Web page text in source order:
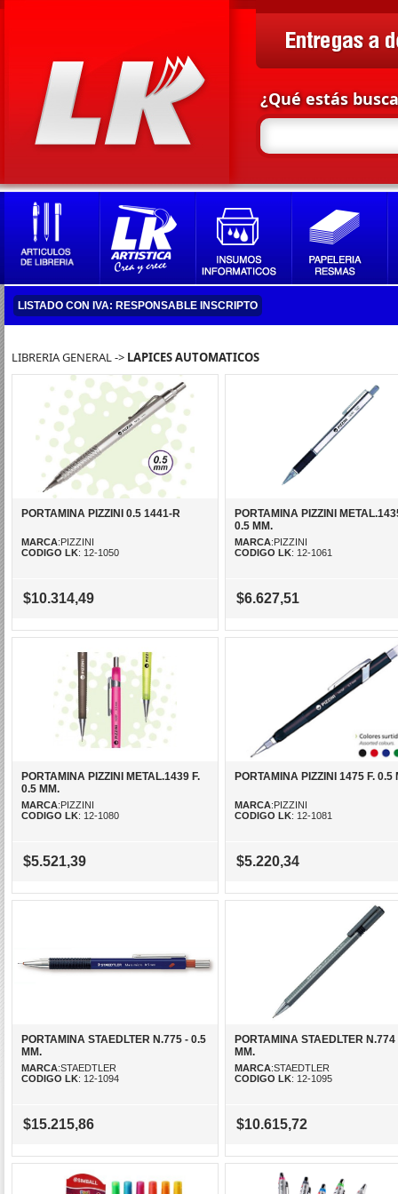
¿Qué estás
LISTADO CON IVA: RESPONSABLE INSCRIPTO
LIBRERIA GENERAL -> LAPICES AUTOMATICOS
PORTAMINA PIZZINI 0.5 1441-R
MARCA:PIZZINI
CODIGO LK: 12-1050
$10.314,49
PORTAMINA PIZZINI
0.5 MM.
MARCA:PIZZINI
CODIGO LK: 12-1061
$6.627,51
PORTAMINA PIZZINI METAL.1439 F.
0.5 MM.
MARCA:PIZZINI
CODIGO LK: 12-1080
$5.521,39
PORTAMINA PIZZINI 1475 F. 0.5
MARCA:PIZZINI
CODIGO LK: 12-1081
$5.220,34
PORTAMINA STAEDLTER N.775 - 0.5
MM.
MARCA:STAEDTLER
CODIGO LK: 12-1094
$15.215,86
PORTAMINA STAEDLTER N.774
MM.
MARCA:STAEDTLER
CODIGO LK: 12-1095
$10.615,72